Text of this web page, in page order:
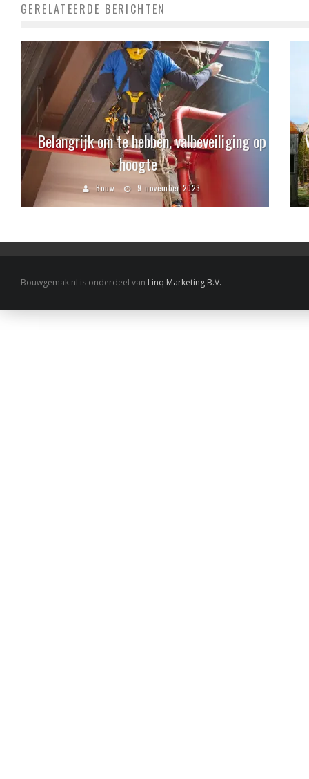
GERELATEERDE BERICHTEN
Belangrijk om te hebben, valbeveiliging op
hoogte
Bouw 9 november 2023
Bouwgemak.nl is onderdeel van Linq Marketing B.V.